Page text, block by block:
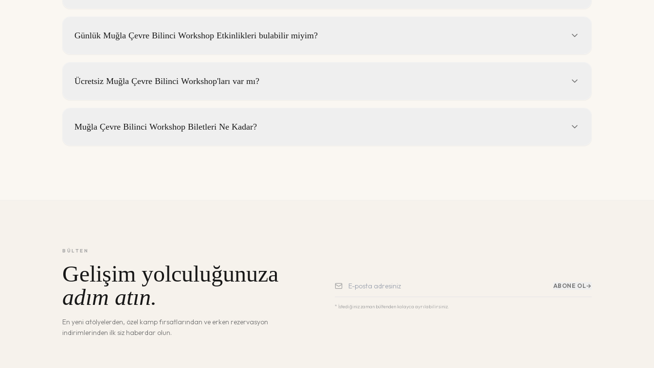
Günlük Muğla Çevre Bilinci Workshop Etkinlikleri bulabilir miyim?
Ücretsiz Muğla Çevre Bilinci Workshop'ları var mı?
Muğla Çevre Bilinci Workshop Biletleri Ne Kadar?
BÜLTEN
Gelişim yolculuğunuza
adım atın.
En yeni atölyelerden, özel kamp fırsatlarından ve erken rezervasyon
indirimlerinden ilk siz haberdar olun.
ABONE OL→
* İstediğiniz zaman bültenden kolayca ayrılabilirsiniz.